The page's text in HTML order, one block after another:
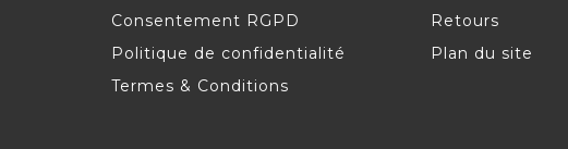
Consentement RGPD
Politique de confidentialité
Termes & Conditions
Retours
Plan du site